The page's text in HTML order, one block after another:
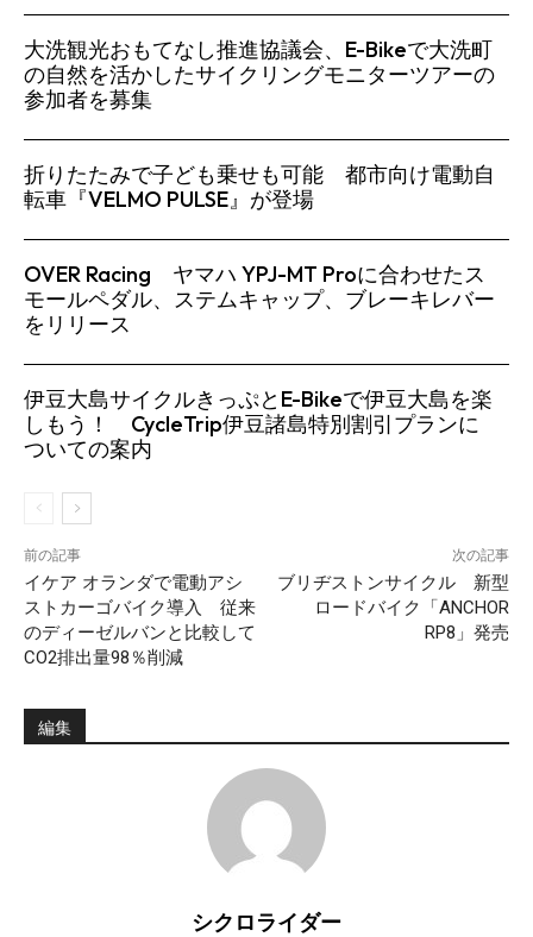
SEARCH...
大洗観光おもてなし推進協議会、E-Bikeで大洗町
の自然を活かしたサイクリングモニターツアーの
参加者を募集
折りたたみで子ども乗せも可能 都市向け電動自
転車『VELMO PULSE』が登場
OVER Racing ヤマハ YPJ-MT Proに合わせたス
モールペダル、ステムキャップ、ブレーキレバー
をリリース
伊豆大島サイクルきっぷとE-Bikeで伊豆大島を楽
しもう！ CycleTrip伊豆諸島特別割引プランに
ついての案内
前の記事
イケア オランダで電動アシ
ストカーゴバイク導入 従来
のディーゼルバンと比較して
CO2排出量98％削減
次の記事
ブリヂストンサイクル 新型
ロードバイク「ANCHOR
RP8」発売
編集
シクロライダー